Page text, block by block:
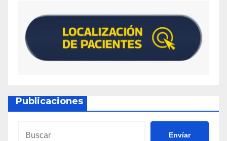
Publicaciones
Envíar